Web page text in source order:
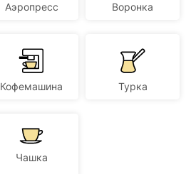
Аэропресс Воронка
Кофемашина Турка
Чашка